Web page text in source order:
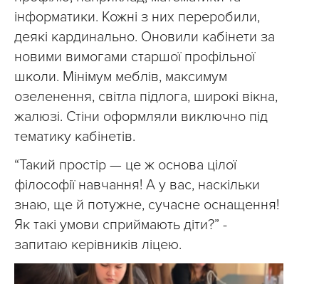
інформатики. Кожні з них переробили,
деякі кардинально. Оновили кабінети за
новими вимогами старшої профільної
школи. Мінімум меблів, максимум
озеленення, світла підлога, широкі вікна,
жалюзі. Стіни оформляли виключно під
тематику кабінетів.
“Такий простір — це ж основа цілої
філософії навчання! А у вас, наскільки
знаю, ще й потужне, сучасне оснащення!
Як такі умови сприймають діти?” -
запитаю керівників ліцею.